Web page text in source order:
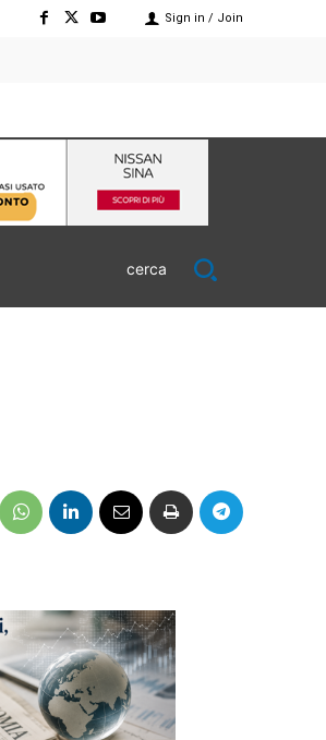
Sign in / Join
cerca